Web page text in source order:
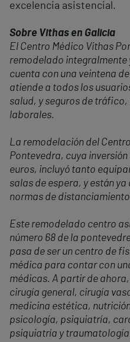
excelencia asistencial.
Sobre Vithas en Galicia
El Centro Médico Vithas
remodelado integralmente
cuenta con una veintena
atiende a todos los
salud, y seguros de
laborales.
La remodelación del
Pontevedra, cuya
euros, incluyó tanto
salas de espera, y están
normas de
Este remodelado centro
número 68 de la
pasa de ser un centro de
médica para contar con
médicas. A partir de
cirugía general, cirugía
medicina estética,
psicología, psiquiatría,
psiquiatría y